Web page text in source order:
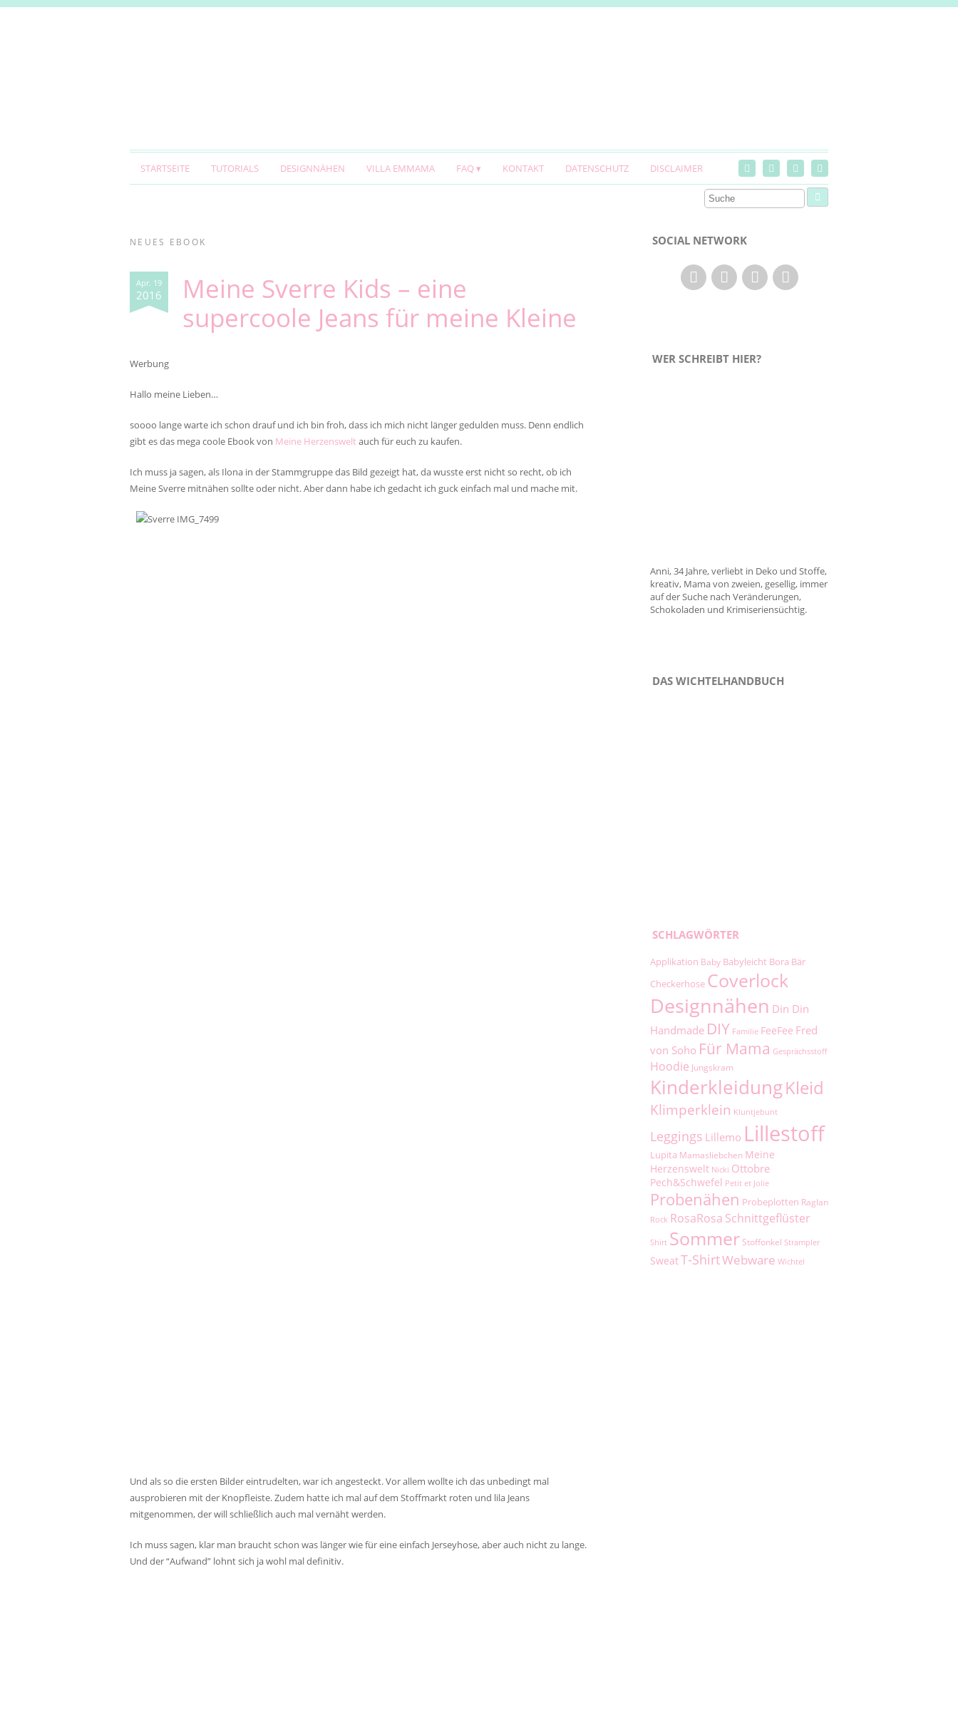
STARTSEITE TUTORIALS DESIGNNÄHEN VILLA EMMAMA FAQ KONTAKT DATENSCHUTZ DISCLAIMER
NEUES EBOOK
Apr. 19
2016
Meine Sverre Kids – eine
supercoole Jeans für meine Kleine
Werbung
Hallo meine Lieben…
soooo lange warte ich schon drauf und ich bin froh, dass ich mich nicht länger gedulden muss. Denn endlich
gibt es das mega coole Ebook von Meine Herzenswelt auch für euch zu kaufen.
Ich muss ja sagen, als Ilona in der Stammgruppe das Bild gezeigt hat, da wusste erst nicht so recht, ob ich
Meine Sverre mitnähen sollte oder nicht. Aber dann habe ich gedacht ich guck einfach mal und mache mit.
Und als so die ersten Bilder eintrudelten, war ich angesteckt. Vor allem wollte ich das unbedingt mal
ausprobieren mit der Knopfleiste. Zudem hatte ich mal auf dem Stoffmarkt roten und lila Jeans
mitgenommen, der will schließlich auch mal vernäht werden.
Ich muss sagen, klar man braucht schon was länger wie für eine einfach Jerseyhose, aber auch nicht zu lange.
Und der “Aufwand” lohnt sich ja wohl mal definitiv.
SOCIAL NETWORK
WER SCHREIBT HIER?
Anni, 34 Jahre, verliebt in Deko und Stoffe,
kreativ, Mama von zweien, gesellig, immer
auf der Suche nach Veränderungen,
Schokoladen und Krimiseriensüchtig.
DAS WICHTELHANDBUCH
SCHLAGWÖRTER
Applikation Baby Babyleicht Bora Bär
Checkerhose Coverlock
Designnähen Din Din
Handmade DIY Familie FeeFee Fred
von Soho Für Mama Gesprächsstoff
Hoodie Jungskram
KinderkleidungKleid
Klimperklein Kluntjebunt
Leggings Lillemo Lillestoff
Lupita Mamasliebchen Meine
Herzenswelt Nicki Ottobre
Pech&Schwefel Petit et Jolie
Probenähen Probeplotten Raglan
Rock RosaRosa Schnittgeflüster
Shirt Sommer Stoffonkel Strampler
SweatT-ShirtWebware Wichtel